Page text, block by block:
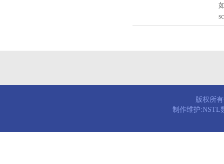
如需
版权所
制作维护:NSTL